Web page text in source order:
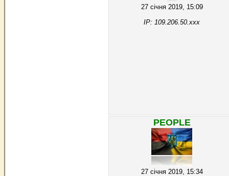
27 січня 2019, 15:09
IP: 109.206.50.xxx
PEOPLE
27 січня 2019, 15:34